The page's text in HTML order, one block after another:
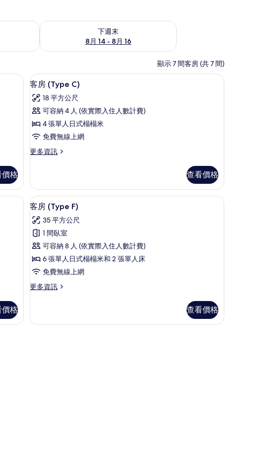
供應情況
下週末
8月 14 - 8月 16
查看下週末 (8月 14 - 8月 16) 的供應情況
顯示 7 間客房 (共 7 間)
費搖籃/嬰兒床、免費無線上網
價格
顯
示
客
房
(Type
C)
的
相
片
1 間臥室、客房內保險箱、免費搖籃/嬰兒床、
5
客房 (Type C)
18 平方公尺
可容納 4 人 (依實際入住人數計費)
4 張單人日式榻榻米
免費無線上網
更多資訊
更
(Type
C)
的
情
查看價格
| 1 間臥室、客房內保險箱、免費搖籃/嬰兒床、免費無線上網
價格
顯
示
客
房
(Type
F)
的
所
片
客房 (Type F) | 1 間臥室、客房內保險箱、免
5
客房 (Type F)
35 平方公尺
1 間臥室
可容納 8 人 (依實際入住人數計費)
6 張單人日式榻榻米和 2 張單人床
免費無線上網
更多資訊
更
(Type
查看價格
網